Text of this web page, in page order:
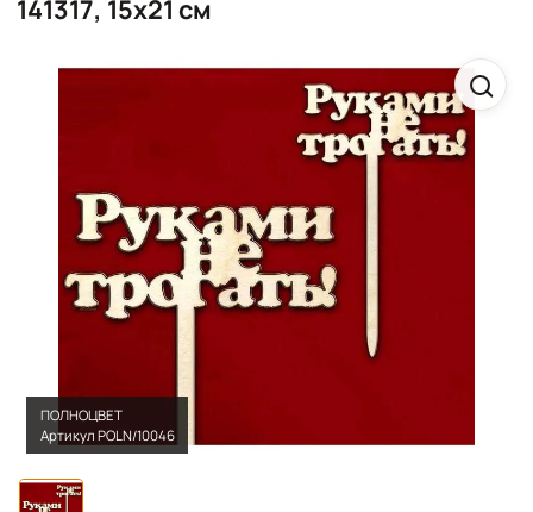
141317, 15х21 см
ПОЛНОЦВЕТ
Артикул POLN/10046